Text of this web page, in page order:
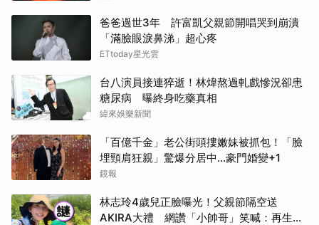
爸爸過世3年 許富凱父親節開唱哭到崩潰
「滿臉眼淚鼻涕」超心疼
ETtoday星光雲
台八演員接連猝逝！林煒熬過軋戲慘況卻患
糖尿病 曝終身吃藥真相
緯來娛樂新聞
「百億千金」老公街頭摟嫩妹被抓包！「臉
埋頸肩狂親」驚爆分居中...豪門婚變+1
鏡報
林志玲4歲兒正臉曝光！父親節隔空送
AKIRA大禮 網讚「小帥哥」笑喊：再生一